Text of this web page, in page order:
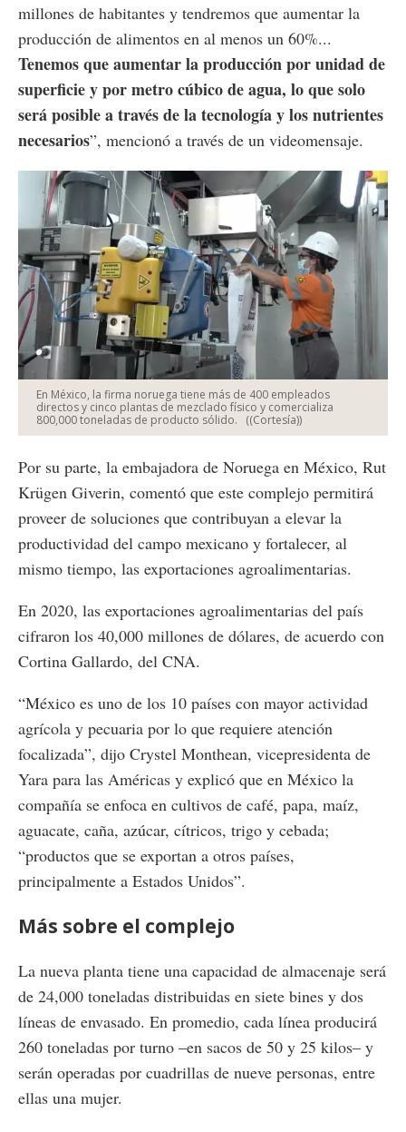
millones de habitantes y tendremos que aumentar la
producción de alimentos en al menos un 60%...
Tenemos que aumentar la producción por unidad de
superficie y por metro cúbico de agua, lo que solo
será posible a través de la tecnología y los nutrientes
necesarios”, mencionó a través de un videomensaje.
En México, la firma noruega tiene más de 400 empleados
directos y cinco plantas de mezclado físico y comercializa
800,000 toneladas de producto sólido.
((Cortesía))
Por su parte, la embajadora de Noruega en México, Rut
Krügen Giverin, comentó que este complejo permitirá
proveer de soluciones que contribuyan a elevar la
productividad del campo mexicano y fortalecer, al
mismo tiempo, las exportaciones agroalimentarias.
En 2020, las exportaciones agroalimentarias del país
cifraron los 40,000 millones de dólares, de acuerdo con
Cortina Gallardo, del CNA.
“México es uno de los 10 países con mayor actividad
agrícola y pecuaria por lo que requiere atención
focalizada”, dijo Crystel Monthean, vicepresidenta de
Yara para las Américas y explicó que en México la
compañía se enfoca en cultivos de café, papa, maíz,
aguacate, caña, azúcar, cítricos, trigo y cebada;
“productos que se exportan a otros países,
principalmente a Estados Unidos”.
Más sobre el complejo
La nueva planta tiene una capacidad de almacenaje será
de 24,000 toneladas distribuidas en siete bines y dos
líneas de envasado. En promedio, cada línea producirá
260 toneladas por turno –en sacos de 50 y 25 kilos– y
serán operadas por cuadrillas de nueve personas, entre
ellas una mujer.